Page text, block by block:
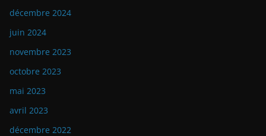
décembre 2024
juin 2024
novembre 2023
octobre 2023
mai 2023
avril 2023
décembre 2022